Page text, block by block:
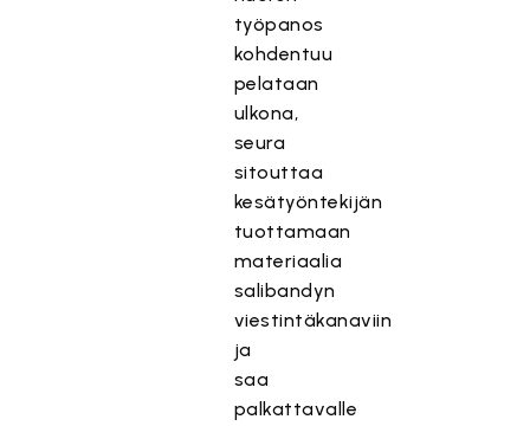
työpanos
kohdentuu
pelataan
ulkona,
seura
sitouttaa
kesätyöntekijän
tuottamaan
materiaalia
salibandyn
viestintäkanaviin
ja
saa
palkattavalle